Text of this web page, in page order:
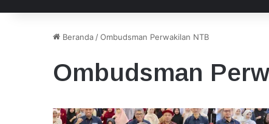
Beranda /Ombudsman Perwakilan NTB
Ombudsman